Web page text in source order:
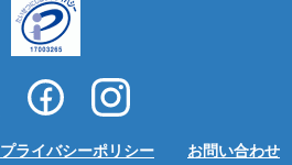
プライバシーポリシー お問い合わせ